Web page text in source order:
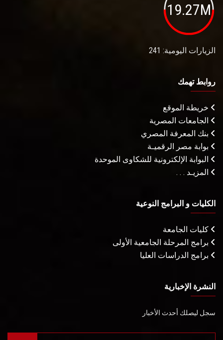
19.27M
الزيارات اليومية: 241
روابط تهمك
خريطة الموقع
الجامعات المصرية
بنك المعرفة المصري
بوابة مصر الرقميـة
البوابة الإلكترونية للشكاوى الموحدة
المزيـد . . .
الكليات و البرامج النوعية
كليات الجامعة
برامج المرحلة الجامعية الأولى
برامج الدراسات العليا
النشرة الإخبارية
سجل ليصلك أحدث الأخبار